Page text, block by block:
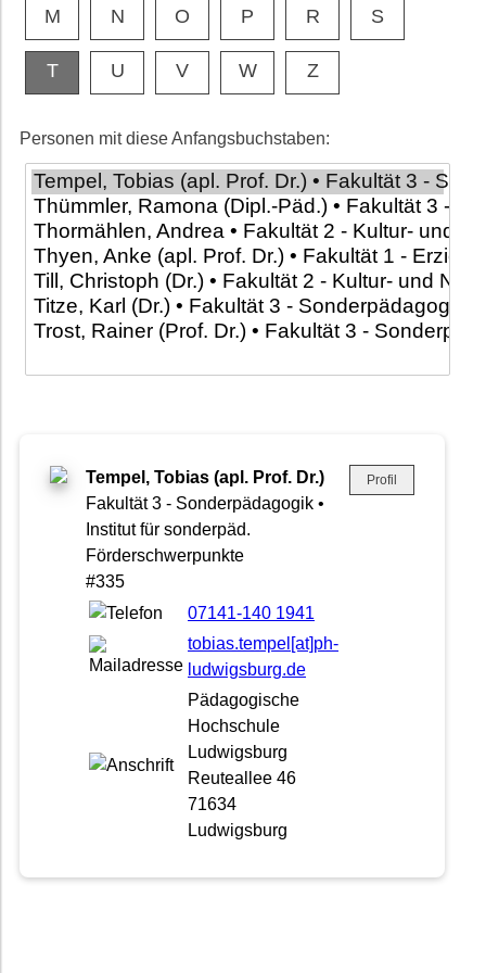
M N O P R S
T U V W Z
Personen mit diese Anfangsbuchstaben:
Tempel, Tobias (apl. Prof. Dr.)
Fakultät 3 - Sonderpädagogik •
Institut für sonderpäd.
Förderschwerpunkte
#335
07141-140 1941
tobias.tempel[at]ph-
ludwigsburg.de
Pädagogische
Hochschule
Ludwigsburg
Reuteallee 46
71634
Ludwigsburg
Profil